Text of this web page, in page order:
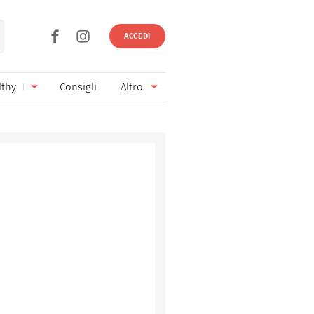
ACCEDI
Consigli Altro